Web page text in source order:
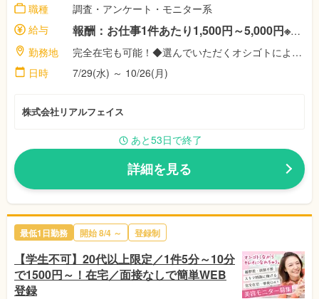
職種
調査・アンケート・モニター系
給与
報酬：お仕事1件あたり1,500円～5,000円※案件によって異なります！ ◎稼働者にはさらに祝い金最大11,500円♪※弊社規定による
勤務地
完全在宅も可能！◆選んでいただくオシゴトによって異なります！◎あなたのご都合に合わせて好きな時間に好きな場所で！【株式会社リアル・フェイス】
日時
7/29(水) ～ 10/26(月)
株式会社リアルフェイス
あと53日で終了
詳細を見る
最低1日勤務 開始 8/4 ～ 登録制
【学生不可】20代以上限定／1件5分～10分
で1500円～！在宅／面接なしで簡単WEB
登録